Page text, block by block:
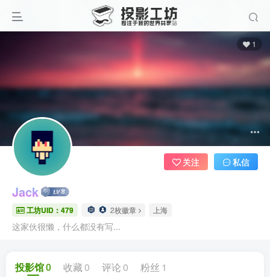
1
Jack
工坊UID：479 2枚徽章 上海
这家伙很懒，什么都没有写...
关注 私信
投影馆0 收藏 0 评论 0 粉丝 1